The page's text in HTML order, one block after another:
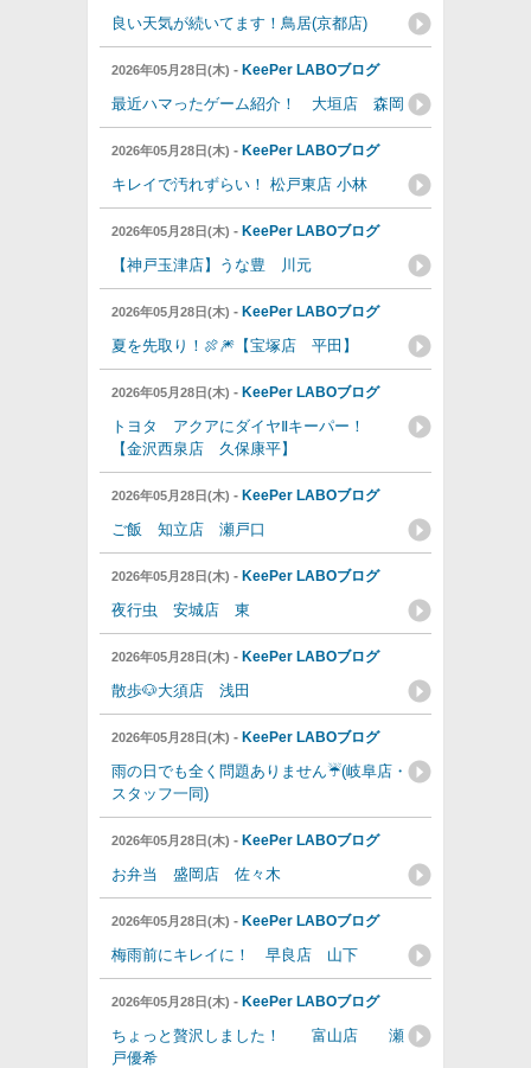
良い天気が続いてます！鳥居(京都店)
2026年05月28日(木) - KeePer LABOブログ
最近ハマったゲーム紹介！ 大垣店 森岡
2026年05月28日(木) - KeePer LABOブログ
キレイで汚れずらい！ 松戸東店 小林
2026年05月28日(木) - KeePer LABOブログ
【神戸玉津店】うな豊 川元
2026年05月28日(木) - KeePer LABOブログ
夏を先取り！🍖🎆【宝塚店 平田】
2026年05月28日(木) - KeePer LABOブログ
トヨタ アクアにダイヤⅡキーパー！
【金沢西泉店 久保康平】
2026年05月28日(木) - KeePer LABOブログ
ご飯 知立店 瀬戸口
2026年05月28日(木) - KeePer LABOブログ
夜行虫 安城店 東
2026年05月28日(木) - KeePer LABOブログ
散歩🐶大須店 浅田
2026年05月28日(木) - KeePer LABOブログ
雨の日でも全く問題ありません☔️(岐阜店・
スタッフ一同)
2026年05月28日(木) - KeePer LABOブログ
お弁当 盛岡店 佐々木
2026年05月28日(木) - KeePer LABOブログ
梅雨前にキレイに！ 早良店 山下
2026年05月28日(木) - KeePer LABOブログ
ちょっと贅沢しました！ 富山店 瀬
戸優希